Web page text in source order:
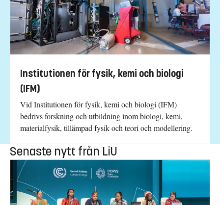
Institutionen för fysik, kemi och biologi
(IFM)
Vid Institutionen för fysik, kemi och biologi (IFM)
bedrivs forskning och utbildning inom biologi, kemi,
materialfysik, tillämpad fysik och teori och modellering.
Senaste nytt från LiU